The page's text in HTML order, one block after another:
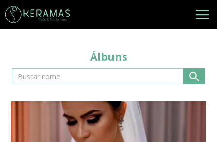
Álbuns